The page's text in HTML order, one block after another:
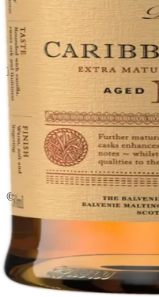
Política de privacidad
Términos y condiciones
Política de devoluciones
Delivery · Miami
Delivery de licores en
Alcohol a domicilio
Delivery a Brickell
Licorera en Brickell
Delivery Coral Gables
Cervezas a domicilio
© 2026 El Gato Tuerto ·